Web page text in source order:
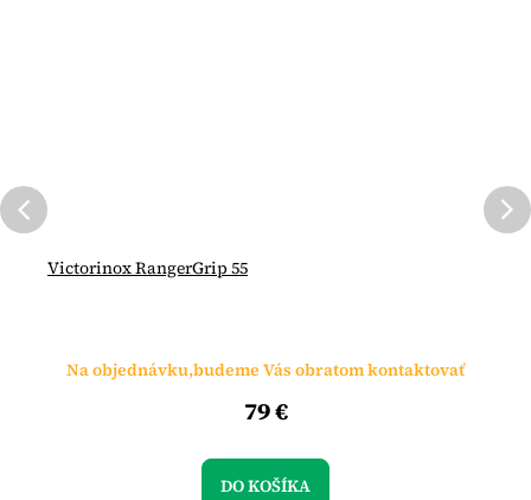
Victorinox RangerGrip 55
Na objednávku,budeme Vás obratom kontaktovať
79 €
DO KOŠÍKA